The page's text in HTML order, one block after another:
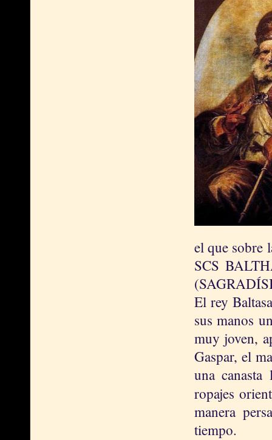
el que sobre
SCS
El rey
sus manos
muy joven,
Gaspar, el
una
ropajes
manera
tiempo.